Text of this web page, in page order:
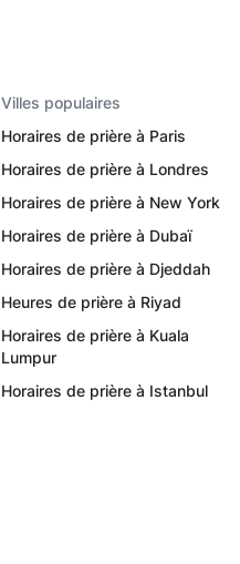
Villes populaires
Horaires de prière à Paris
Horaires de prière à Londres
Horaires de prière à New York
Horaires de prière à Dubaï
Horaires de prière à Djeddah
Heures de prière à Riyad
Horaires de prière à Kuala
Lumpur
Horaires de prière à Istanbul